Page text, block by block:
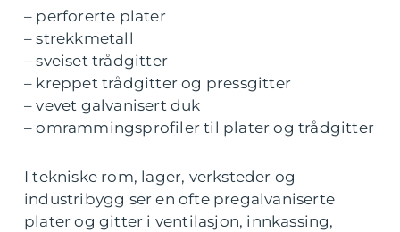
– perforerte plater
– strekkmetall
– sveiset trådgitter
– kreppet trådgitter og pressgitter
– vevet galvanisert duk
– omrammingsprofiler til plater og trådgitter
I tekniske rom, lager, verksteder og
industribygg ser en ofte pregalvaniserte
plater og gitter i ventilasjon, innkassing,